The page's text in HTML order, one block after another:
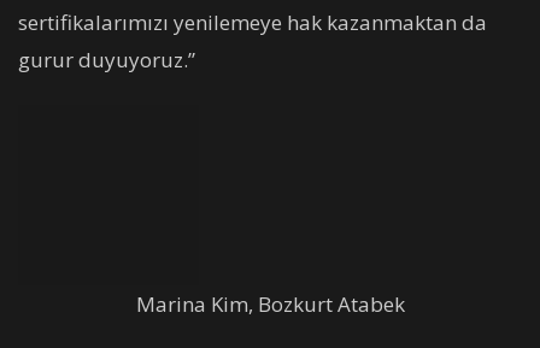
sertifikalarımızı yenilemeye hak kazanmaktan da
gurur duyuyoruz.”
Marina Kim, Bozkurt Atabek